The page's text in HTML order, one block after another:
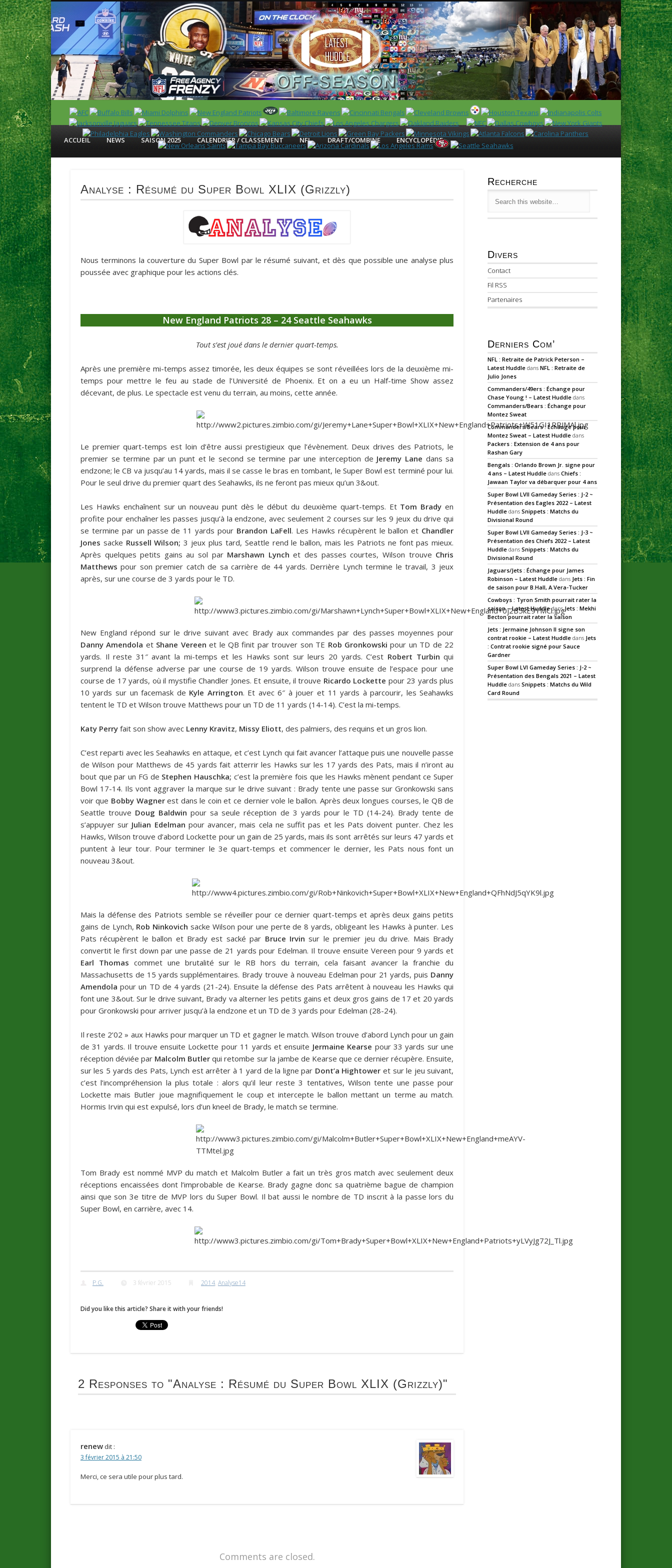
Latest
News en français sur la NFL et le Football Américain (Foot US)
ACCUEIL NEWS SAISON 2025 CALENDRIER / CLASSEMENT NFL DRAFT/COMBINE ENCYCLOPÉDIE
Analyse : Résumé du Super Bowl XLIX (Grizzly)
Nous terminons la couverture du Super Bowl par le résumé suivant, et dès que possible une analyse plus
poussée avec graphique pour les actions clés.
New England Patriots 28 – 24 Seattle Seahawks
Tout s’est joué dans le dernier quart-temps.
Après une première mi-temps assez timorée, les deux équipes se sont réveillées lors de la deuxième mi-
temps pour mettre le feu au stade de l’Université de Phoenix. Et on a eu un Half-time Show assez
décevant, de plus. Le spectacle est venu du terrain, au moins, cette année.
Le premier quart-temps est loin d’être aussi prestigieux que l’évènement. Deux drives des Patriots, le
premier se termine par un punt et le second se termine par une interception de Jeremy Lane dans sa
endzone; le CB va jusqu’au 14 yards, mais il se casse le bras en tombant, le Super Bowl est terminé pour lui.
Pour le seul drive du premier quart des Seahawks, ils ne feront pas mieux qu’un 3&out.
Les Hawks enchaînent sur un nouveau punt dès le début du deuxième quart-temps. Et Tom Brady en
profite pour enchaîner les passes jusqu’à la endzone, avec seulement 2 courses sur les 9 jeux du drive qui
se termine par un passe de 11 yards pour Brandon LaFell. Les Hawks récupèrent le ballon et Chandler
Jones sacke Russell Wilson; 3 jeux plus tard, Seattle rend le ballon, mais les Patriots ne font pas mieux.
Après quelques petits gains au sol par Marshawn Lynch et des passes courtes, Wilson trouve Chris
Matthews pour son premier catch de sa carrière de 44 yards. Derrière Lynch termine le travail, 3 jeux
après, sur une course de 3 yards pour le TD.
New England répond sur le drive suivant avec Brady aux commandes par des passes moyennes pour
Danny Amendola et Shane Vereen et le QB finit par trouver son TE Rob Gronkowski pour un TD de 22
yards. Il reste 31″ avant la mi-temps et les Hawks sont sur leurs 20 yards. C’est Robert Turbin qui
surprend la défense adverse par une course de 19 yards. Wilson trouve ensuite de l’espace pour une
course de 17 yards, où il mystifie Chandler Jones. Et ensuite, il trouve Ricardo Lockette pour 23 yards plus
10 yards sur un facemask de Kyle Arrington. Et avec 6″ à jouer et 11 yards à parcourir, les Seahawks
tentent le TD et Wilson trouve Matthews pour un TD de 11 yards (14-14). C’est la mi-temps.
Katy Perryfait son show avec Lenny Kravitz, Missy Eliott, des palmiers, des requins et un gros lion.
C’est reparti avec les Seahawks en attaque, et c’est Lynch qui fait avancer l’attaque puis une nouvelle passe
de Wilson pour Matthews de 45 yards fait atterrir les Hawks sur les 17 yards des Pats, mais il n’iront au
bout que par un FG de Stephen Hauschka; c’est la première fois que les Hawks mènent pendant ce Super
Bowl 17-14. Ils vont aggraver la marque sur le drive suivant : Brady tente une passe sur Gronkowski sans
voir que Bobby Wagnerest dans le coin et ce dernier vole le ballon. Après deux longues courses, le QB de
Seattle trouve Doug Baldwin pour sa seule réception de 3 yards pour le TD (14-24). Brady tente de
s’appuyer sur Julian Edelman pour avancer, mais cela ne suffit pas et les Pats doivent punter. Chez les
Hawks, Wilson trouve d’abord Lockette pour un gain de 25 yards, mais ils sont arrêtés sur leurs 47 yards et
puntent à leur tour. Pour terminer le 3e quart-temps et commencer le dernier, les Pats nous font un
nouveau 3&out.
Mais la défense des Patriots semble se réveiller pour ce dernier quart-temps et après deux gains petits
gains de Lynch, Rob Ninkovich sacke Wilson pour une perte de 8 yards, obligeant les Hawks à punter. Les
Pats récupèrent le ballon et Brady est sacké par Bruce Irvin sur le premier jeu du drive. Mais Brady
convertit le first down par une passe de 21 yards pour Edelman. Il trouve ensuite Vereen pour 9 yards et
Earl Thomas commet une brutalité sur le RB hors du terrain, cela faisant avancer la franchie du
Massachusetts de 15 yards supplémentaires. Brady trouve à nouveau Edelman pour 21 yards, puis Danny
Amendola pour un TD de 4 yards (21-24). Ensuite la défense des Pats arrêtent à nouveau les Hawks qui
font une 3&out. Sur le drive suivant, Brady va alterner les petits gains et deux gros gains de 17 et 20 yards
pour Gronkowski pour arriver jusqu’à la endzone et un TD de 3 yards pour Edelman (28-24).
Il reste 2’02 » aux Hawks pour marquer un TD et gagner le match. Wilson trouve d’abord Lynch pour un gain
de 31 yards. Il trouve ensuite Lockette pour 11 yards et ensuite Jermaine Kearse pour 33 yards sur une
réception déviée par Malcolm Butler qui retombe sur la jambe de Kearse que ce dernier récupère. Ensuite,
sur les 5 yards des Pats, Lynch est arrêter à 1 yard de la ligne par Dont’a Hightower et sur le jeu suivant,
c’est l’incompréhension la plus totale : alors qu’il leur reste 3 tentatives, Wilson tente une passe pour
Lockette mais Butler joue magnifiquement le coup et intercepte le ballon mettant un terme au match.
Hormis Irvin qui est expulsé, lors d’un kneel de Brady, le match se termine.
Tom Brady est nommé MVP du match et Malcolm Butler a fait un très gros match avec seulement deux
réceptions encaissées dont l’improbable de Kearse. Brady gagne donc sa quatrième bague de champion
ainsi que son 3e titre de MVP lors du Super Bowl. Il bat aussi le nombre de TD inscrit à la passe lors du
Super Bowl, en carrière, avec 14.
P.G. 3 février 2015 2014, Analyse14
Did you like this article? Share it with your friends!
2 Responses to "Analyse : Résumé du Super Bowl XLIX (Grizzly)"
renew dit :
3 février 2015 à 21:50
Merci, ce sera utile pour plus tard.
Comments are closed.
Recherche
Divers
Contact
Fil RSS
Partenaires
Derniers Com’
NFL : Retraite de Patrick Peterson –
Latest Huddle dansNFL : Retraite de
Julio Jones
Commanders/49ers : Échange pour
Chase Young ! – Latest Huddle dans
Commanders/Bears : Échange pour
Montez Sweat
Commanders/Bears : Échange pour
Montez Sweat – Latest Huddle dans
Packers : Extension de 4 ans pour
Rashan Gary
Bengals : Orlando Brown Jr. signe pour
4 ans – Latest Huddle dansChiefs :
Jawaan Taylor va débarquer pour 4 ans
Super Bowl LVII Gameday Series : J-2 ~
Présentation des Eagles 2022 – Latest
Huddle dansSnippets : Matchs du
Divisional Round
Super Bowl LVII Gameday Series : J-3 ~
Présentation des Chiefs 2022 – Latest
Huddle dansSnippets : Matchs du
Divisional Round
Jaguars/Jets : Échange pour James
Robinson – Latest Huddle dans Jets : Fin
de saison pour B.Hall, A.Vera-Tucker
Cowboys : Tyron Smith pourrait rater la
saison – Latest HuddledansJets : Mekhi
Becton pourrait rater la saison
Jets : Jermaine Johnson II signe son
contrat rookie – Latest Huddle dans Jets
: Contrat rookie signé pour Sauce
Gardner
Super Bowl LVI Gameday Series : J-2 ~
Présentation des Bengals 2021 – Latest
Huddle dansSnippets : Matchs du Wild
Card Round